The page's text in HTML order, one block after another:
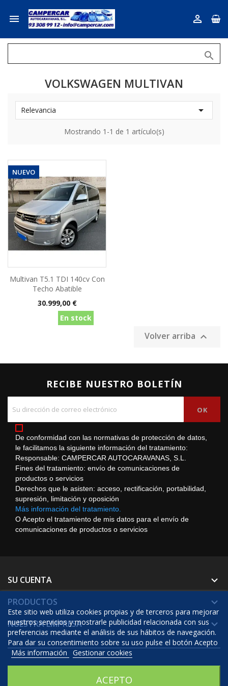
 

VOLKSWAGEN MULTIVAN
Relevancia 
Mostrando 1-1 de 1 artículo(s)
NUEVO
Multivan T5.1 TDI 140cv Con
Techo Abatible
En stock
Precio
30.999,00 €
Volver arriba 
RECIBE NUESTRO BOLETÍN
De conformidad con las normativas de protección de datos,
le facilitamos la siguiente información del tratamiento:
Responsable: CAMPERCAR AUTOCARAVANAS, S.L.
Fines del tratamiento: envío de comunicaciones de
productos o servicios
Derechos que le asisten: acceso, rectificación, portabilidad,
supresión, limitación y oposición
Más información del tratamiento.
O Acepto el tratamiento de mis datos para el envío de
comunicaciones de productos o servicios
SU CUENTA 
PRODUCTOS 
NUESTRA EMPRESA 
Este sitio web utiliza cookies propias y de terceros para mejorar
nuestros servicios y mostrarle publicidad relacionada con sus
preferencias mediante el análisis de sus hábitos de navegación.
Para dar su consentimiento sobre su uso pulse el botón Acepto
Más información
Gestionar cookies
ACEPTO
© 2026 - Software Ecommerce desarrollado por Prestashop™